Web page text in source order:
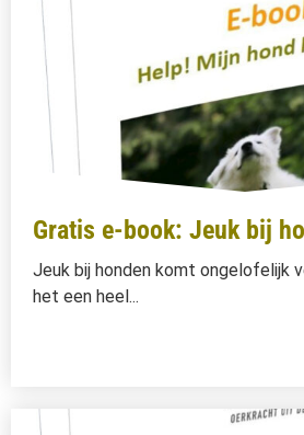
Gratis e-book: Jeuk bij
Jeuk bij honden komt ongelofelijk
het een heel...